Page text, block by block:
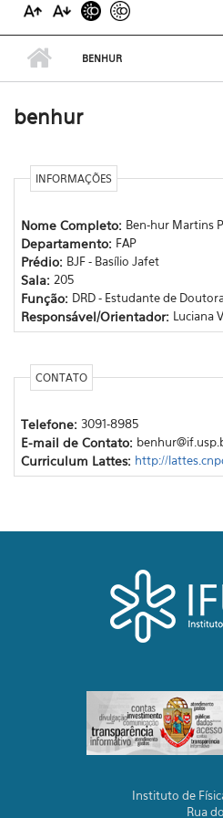
BENHUR
benhur
INFORMAÇÕES
Nome Completo: Ben-hur Martins
Departamento: FAP
Prédio: BJF - Basílio Jafet
Sala: 205
Função: DRD - Estudante de
Responsável/Orientador: Luciana
CONTATO
Telefone: 3091-8985
E-mail de Contato:
Curriculum Lattes: http://
Instituto de
Rua